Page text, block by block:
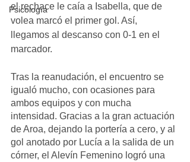
Psicología
el rechace le caía a Isabella, que de
volea marcó el primer gol. Así,
llegamos al descanso con 0-1 en el
marcador.
Tras la reanudación, el encuentro se
igualó mucho, con ocasiones para
ambos equipos y con mucha
intensidad. Gracias a la gran actuación
de Aroa, dejando la portería a cero, y al
gol anotado por Lucía a la salida de un
córner, el Alevín Femenino logró una